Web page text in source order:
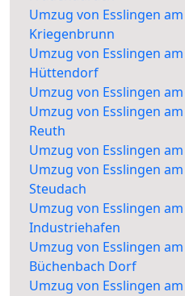
Umzug von Esslingen
Kriegenbrunn
Umzug von Esslingen
Hüttendorf
Umzug von Esslingen
Umzug von Esslingen
Reuth
Umzug von Esslingen
Umzug von Esslingen
Steudach
Umzug von Esslingen
Industriehafen
Umzug von Esslingen
Büchenbach Dorf
Umzug von Esslingen